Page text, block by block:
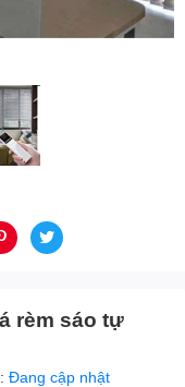
rèm sáo tự
Đang cập nhật